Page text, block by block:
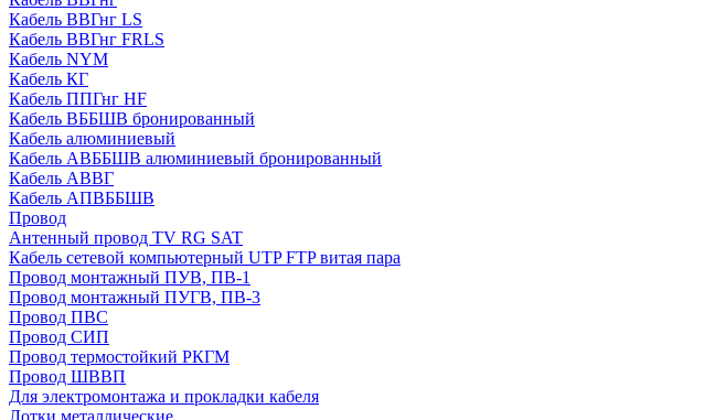
Кабель ВВГнг LS
Кабель ВВГнг FRLS
Кабель NYM
Кабель КГ
Кабель ППГнг HF
Кабель ВББШВ бронированный
Кабель алюминиевый
Кабель АВББШВ алюминиевый бронированный
Кабель АВВГ
Кабель АПВББШВ
Провод
Антенный провод TV RG SAT
Кабель сетевой компьютерный UTP FTP витая пара
Провод монтажный ПУВ, ПВ-1
Провод монтажный ПУГВ, ПВ-3
Провод ПВС
Провод СИП
Провод термостойкий РКГМ
Провод ШВВП
Для электромонтажа и прокладки кабеля
Лотки металлические